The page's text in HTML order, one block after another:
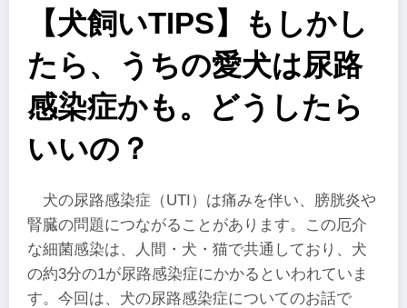
【犬飼いTIPS】もしかし
たら、うちの愛犬は尿路
感染症かも。どうしたら
いいの？
犬の尿路感染症（UTI）は痛みを伴い、膀胱炎や
腎臓の問題につながることがあります。この厄介
な細菌感染は、人間・犬・猫で共通しており、犬
の約3分の1が尿路感染症にかかるといわれていま
す。今回は、犬の尿路感染症についてのお話で